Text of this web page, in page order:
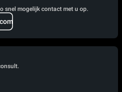
snel mogelijk contact met u op.